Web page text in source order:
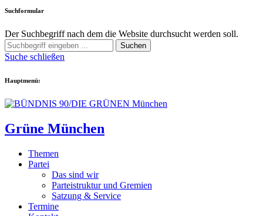
Suchformular
Der Suchbegriff nach dem die Website durchsucht werden soll.
Suchen
Suche schließen
Hauptmenü:
Grüne München
Themen
Partei
Das sind wir
Parteistruktur und Gremien
Satzung & Service
Termine